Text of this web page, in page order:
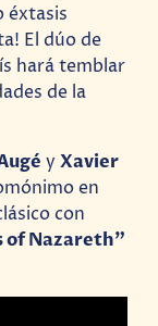
éxtasis
El dúo de
hará temblar
de la
yXavier
en
con
of Nazareth”